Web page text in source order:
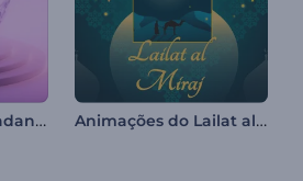
Abertura do Ramadan com Cristal Animações do Lailat al Miraj